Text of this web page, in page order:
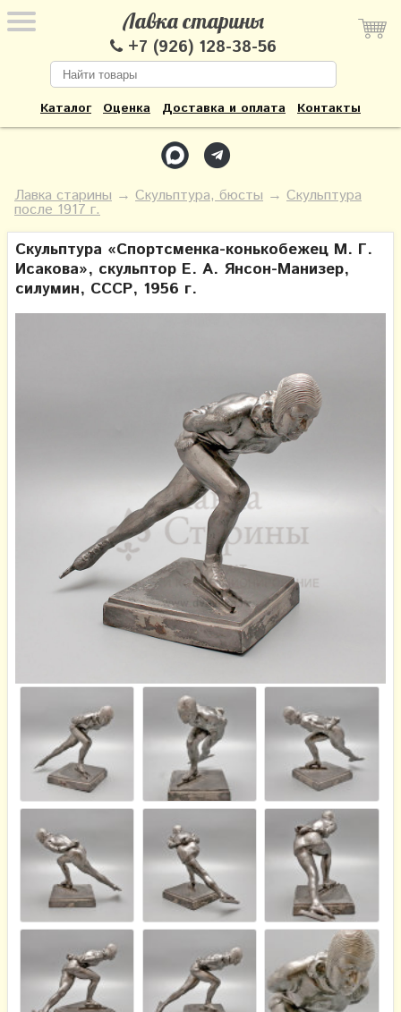
Лавка старины
+7 (926) 128-38-56
Каталог Оценка Доставка и оплата Контакты
Лавка старины → Скульптура, бюсты → Скульптура
после 1917 г.
Скульптура «Cпортсменка-конькобежец М. Г.
Исакова», скульптор Е. А. Янсон-Манизер,
силумин, СССР, 1956 г.